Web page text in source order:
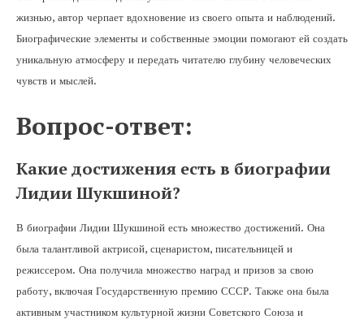
жизнью, автор черпает вдохновение из своего опыта и наблюдений.
Биографические элементы и собственные эмоции помогают ей создать
уникальную атмосферу и передать читателю глубину человеческих
чувств и мыслей.
Вопрос-ответ:
Какие достижения есть в биографии
Лидии Шукшиной?
В биографии Лидии Шукшиной есть множество достижений. Она
была талантливой актрисой, сценаристом, писательницей и
режиссером. Она получила множество наград и призов за свою
работу, включая Государственную премию СССР. Также она была
активным участником культурной жизни Советского Союза и